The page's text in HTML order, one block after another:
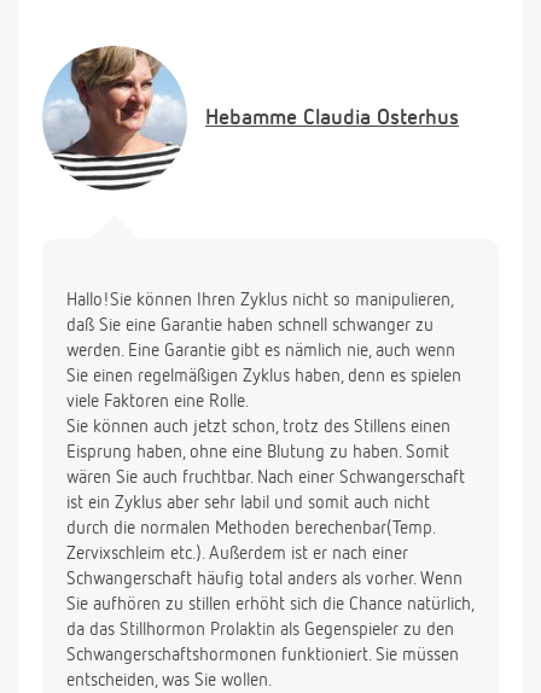
Std - nachts alle 3-4 Std) und dafür wenig. Länger
trinken lassen klappt nicht, da er die Brust einfach
verweigert.
Bis jetzt habe ich noch keine Periode.
Ein paar Informationen zu meinem Zyklus: ich habe
ca. 10 Jahre lang die Pille genommen. 2002 habe
Monat - allerdings mit sehr schwankender
Zykluslänge: von 31 Tage bis 42 Tage war alles
dabei. Meist war es aber zwischen 34-38 Tage.
Als wir mehr oder weniger die SS geplant haben,
hat es aber innerhalb von 2 Monaten geklappt.
Nun möchte ich wissen, wie ich es schaffen kann,
möglichst schell wieder meine Tage/fruchtbare
Tage zu bekommen - ohne mit dem Stillen aufhören
zu müssen/viel zufüttern zu müssen. Hilft
Mönchspfeffer - und wie oft/viel/wann/zu was soll
ich ihn einnehmen. Hilft irgendein Medikament
(idealerweise homöopathisch) das ich kurzfristig
einnehmen kann, um meinem Hormonhaushalt
einen Schub / Anstoß zu geben?
Es ist wirklich dringend und sollte möglichst schnell
funktionieren, da wir etwas Zeitnot haben ... :-)
Hebamme Claudia Osterhus
Hallo!Sie können Ihren Zyklus nicht so manipulieren,
daß Sie eine Garantie haben schnell schwanger zu
werden. Eine Garantie gibt es nämlich nie, auch wenn
Sie einen regelmäßigen Zyklus haben, denn es spielen
viele Faktoren eine Rolle.
Sie können auch jetzt schon, trotz des Stillens einen
Eisprung haben, ohne eine Blutung zu haben. Somit
wären Sie auch fruchtbar. Nach einer Schwangerschaft
ist ein Zyklus aber sehr labil und somit auch nicht
durch die normalen Methoden berechenbar(Temp.
Zervixschleim etc.). Außerdem ist er nach einer
Schwangerschaft häufig total anders als vorher. Wenn
Sie aufhören zu stillen erhöht sich die Chance natürlich,
da das Stillhormon Prolaktin als Gegenspieler zu den
Schwangerschaftshormonen funktioniert. Sie müssen
entscheiden, was Sie wollen.